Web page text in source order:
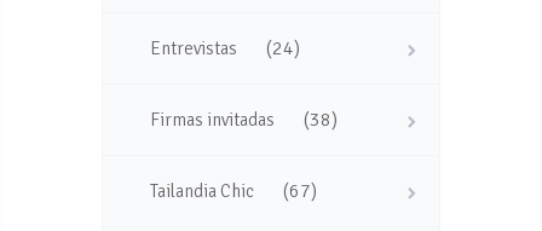
Entrevistas (24)
Firmas invitadas (38)
Tailandia Chic (67)